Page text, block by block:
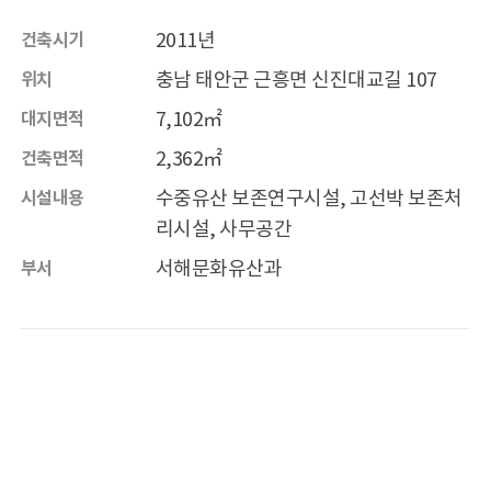
건축시기 2011년
위치 충남 태안군 근흥면 신진대교길 107
대지면적 7,102㎡
건축면적 2,362㎡
시설내용
수중유산 보존연구시설, 고선박 보존처
리시설, 사무공간
부서 서해문화유산과